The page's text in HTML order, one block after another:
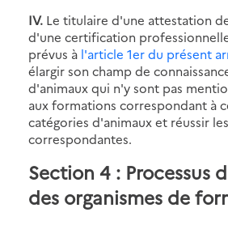
IV. Le titulaire d'une attestation
d'une certification
prévus à l'article 1er du présent
élargir son champ de
d'animaux qui n'y sont pas
aux formations correspondant à
catégories d'animaux et réussir
correspondantes.
Section 4 : Processus
des organismes de